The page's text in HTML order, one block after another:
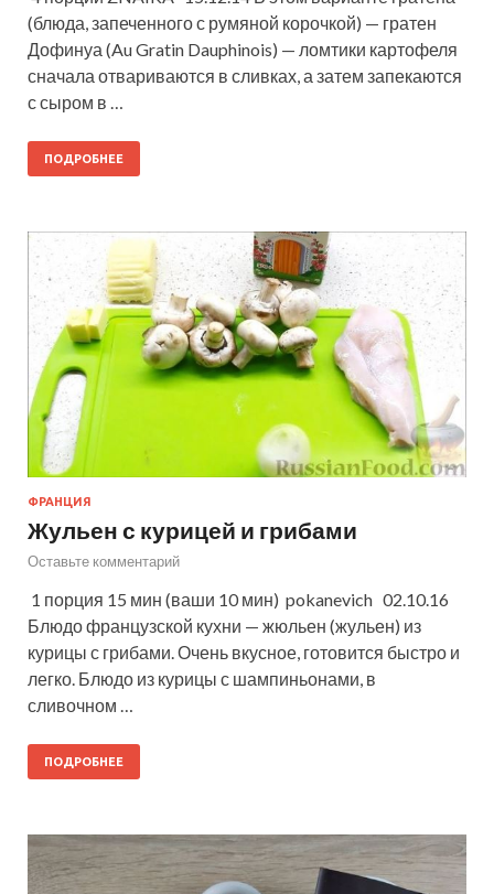
(блюда, запеченного с румяной корочкой) — гратен
Дофинуа (Au Gratin Dauphinois) — ломтики картофеля
сначала отвариваются в сливках, а затем запекаются
с сыром в …
ПОДРОБНЕЕ
ФРАНЦИЯ
Жульен с курицей и грибами
Оставьте комментарий
1 порция 15 мин (ваши 10 мин) pokanevich 02.10.16
Блюдо французской кухни — жюльен (жульен) из
курицы с грибами. Очень вкусное, готовится быстро и
легко. Блюдо из курицы с шампиньонами, в
сливочном …
ПОДРОБНЕЕ